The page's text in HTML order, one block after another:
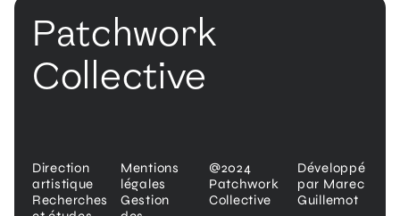
Patchwork
Collective
Direction
artistique
Recherches
Mentions
légales
Gestion
@2024
Patchwork
Collective
Développé
par Marec
Guillemot